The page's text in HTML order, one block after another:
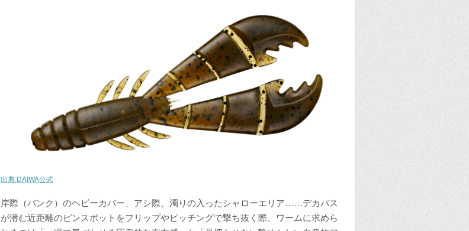
出典:DAIWA公式
岸際（バンク）のヘビーカバー、アシ際、濁りの入ったシャローエリア……デカバス
が潜む近距離のピンスポットをフリップやピッチングで撃ち抜く際、ワームに求めら